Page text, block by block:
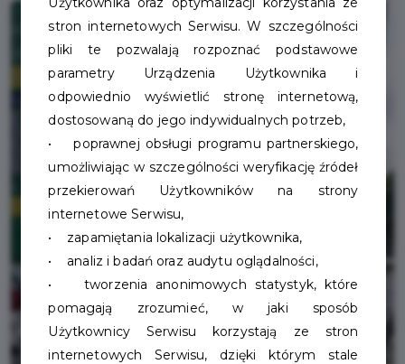
stron internetowych Serwisu. W szczególności
pliki te pozwalają rozpoznać podstawowe
parametry Urządzenia Użytkownika i
odpowiednio wyświetlić stronę internetową,
dostosowaną do jego indywidualnych potrzeb,
• poprawnej obsługi programu partnerskiego,
umożliwiając w szczególności weryfikację źródeł
przekierowań Użytkowników na strony
internetowe Serwisu,
• zapamiętania lokalizacji użytkownika,
• analiz i badań oraz audytu oglądalności,
• tworzenia anonimowych statystyk, które
pomagają zrozumieć, w jaki sposób
Użytkownicy Serwisu korzystają ze stron
internetowych Serwisu, dzięki którym stale